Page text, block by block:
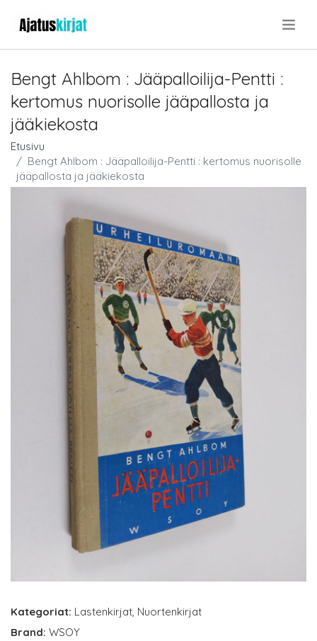
Bengt Ahlbom : Jääpalloilija-Pentti :
kertomus nuorisolle jääpallosta ja
jääkiekosta
Etusivu
Bengt Ahlbom : Jääpalloilija-Pentti : kertomus nuorisolle
jääpallosta ja jääkiekosta
Kategoriat: Lastenkirjat, Nuortenkirjat
Brand: WSOY